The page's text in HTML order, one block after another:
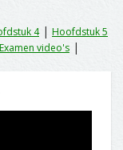
4| Hoofdstuk 5
Examen video's |